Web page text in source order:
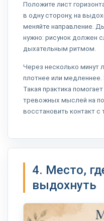
Положите лист
в одну сторону, на
меняйте направление.
нужно: рисунок должен
дыхательным ритмом.
Через несколько минут
плотнее или медленнее.
Такая практика
тревожных мыслей на
восстановить контакт с
4. Место,
выдохнуть